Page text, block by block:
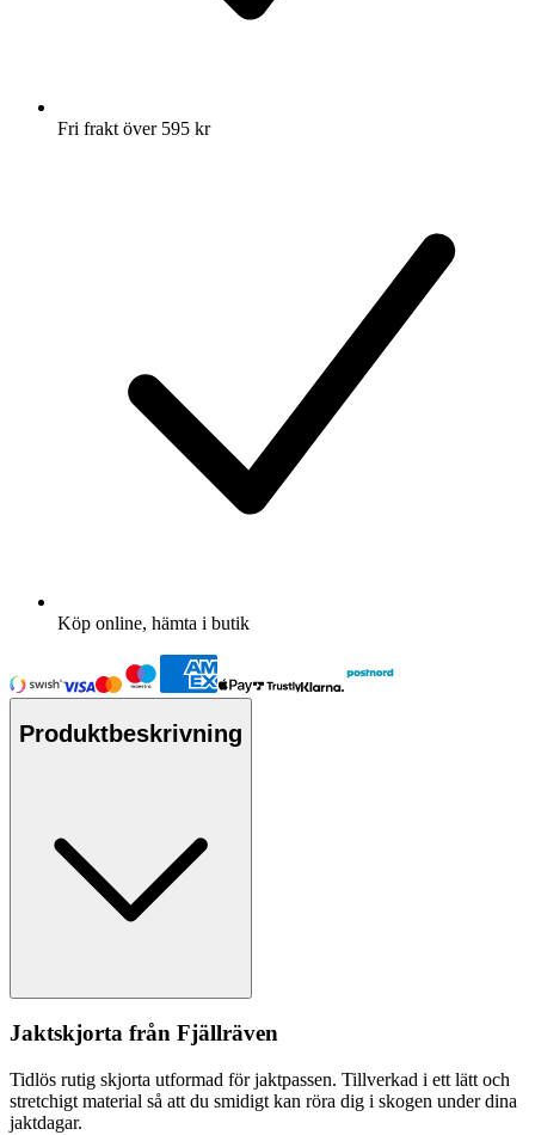
Fri frakt över 595 kr
Köp online, hämta i butik
Produktbeskrivning
Jaktskjorta från Fjällräven
Tidlös rutig skjorta utformad för jaktpassen. Tillverkad i ett lätt och
stretchigt material så att du smidigt kan röra dig i skogen under dina
jaktdagar.